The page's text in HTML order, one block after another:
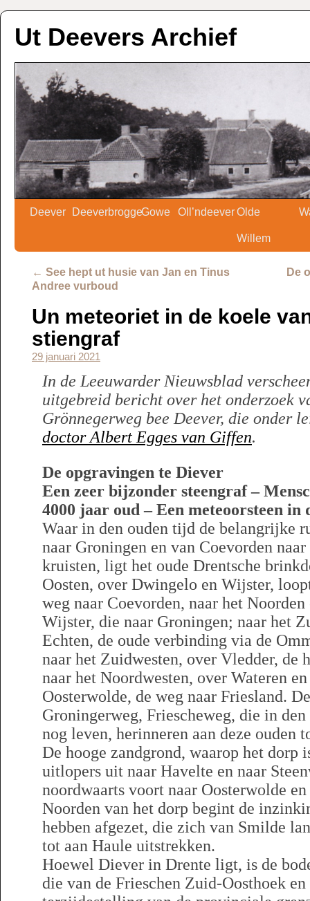
Ut Deevers Archief
Deever DeeverbroggeGowe Oll’ndeeverOlde
Willem
← See hept ut husie van Jan en Tinus
Andree vurboud
De
Un meteoriet in de koele
stiengraf
29 januari 2021
In de Leeuwarder Nieuwsblad
uitgebreid bericht over het onderzoek
Grönnegerweg bee Deever, die onder
doctor Albert Egges van Giffen.
De opgravingen te Diever
Een zeer bijzonder steengraf –
4000 jaar oud – Een meteoorsteen
Waar in den ouden tijd de belangrijke
naar Groningen en van Coevorden
kruisten, ligt het oude Drentsche
Oosten, over Dwingelo en Wijster,
weg naar Coevorden, naar het
Wijster, die naar Groningen; naar het
Echten, de oude verbinding via de
naar het Zuidwesten, over Vledder, de
naar het Noordwesten, over Wateren
Oosterwolde, de weg naar Friesland.
Groningerweg, Friescheweg, die in
nog leven, herinneren aan deze ouden
De hooge zandgrond, waarop het dorp
uitlopers uit naar Havelte en naar
noordwaarts voort naar Oosterwolde
Noorden van het dorp begint de
hebben afgezet, die zich van Smilde
tot aan Haule uitstrekken.
Hoewel Diever in Drente ligt, is de
die van de Frieschen Zuid-Oosthoek